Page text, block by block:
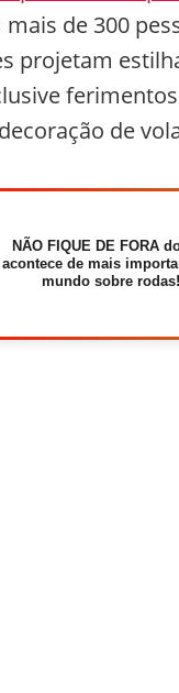
de 300
projetam
de
NÃO FIQUE DE FORA
acontece de mais
mundo sobre rodas!